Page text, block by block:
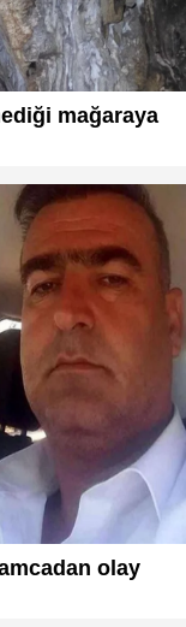
mağaraya
olay